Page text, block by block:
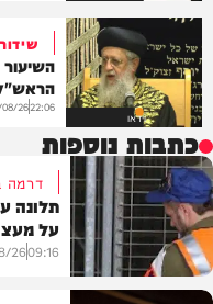
וידאו
22:06
26
כתבות נוספות
דרמה
תלונה
על
09:16
26